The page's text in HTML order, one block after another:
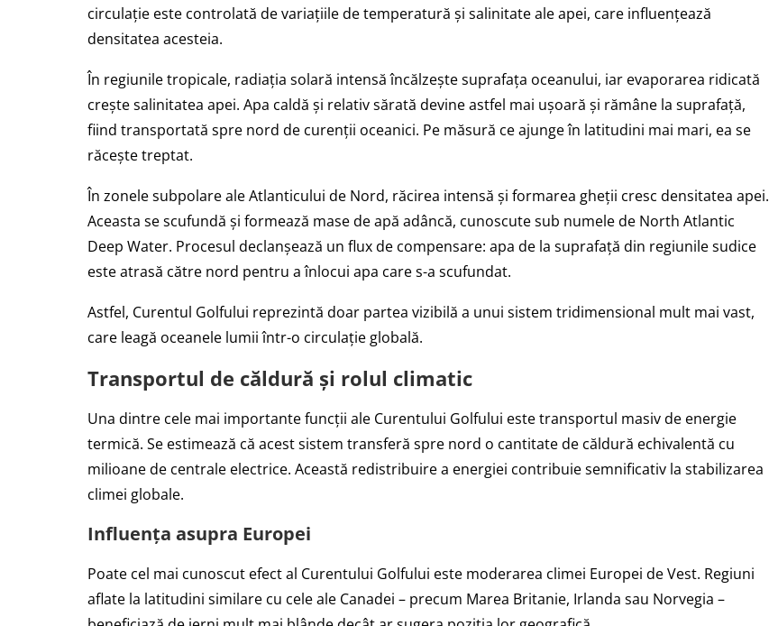
circulație este controlată de variațiile de temperatură și salinitate ale apei, care influențează
densitatea acesteia.
În regiunile tropicale, radiația solară intensă încălzește suprafața oceanului, iar evaporarea ridicată
crește salinitatea apei. Apa caldă și relativ sărată devine astfel mai ușoară și rămâne la suprafață,
fiind transportată spre nord de curenții oceanici. Pe măsură ce ajunge în latitudini mai mari, ea se
răcește treptat.
În zonele subpolare ale Atlanticului de Nord, răcirea intensă și formarea gheții cresc densitatea apei.
Aceasta se scufundă și formează mase de apă adâncă, cunoscute sub numele de North Atlantic
Deep Water. Procesul declanșează un flux de compensare: apa de la suprafață din regiunile sudice
este atrasă către nord pentru a înlocui apa care s-a scufundat.
Astfel, Curentul Golfului reprezintă doar partea vizibilă a unui sistem tridimensional mult mai vast,
care leagă oceanele lumii într-o circulație globală.
Transportul de căldură și rolul climatic
Una dintre cele mai importante funcții ale Curentului Golfului este transportul masiv de energie
termică. Se estimează că acest sistem transferă spre nord o cantitate de căldură echivalentă cu
milioane de centrale electrice. Această redistribuire a energiei contribuie semnificativ la stabilizarea
climei globale.
Influența asupra Europei
Poate cel mai cunoscut efect al Curentului Golfului este moderarea climei Europei de Vest. Regiuni
aflate la latitudini similare cu cele ale Canadei – precum Marea Britanie, Irlanda sau Norvegia –